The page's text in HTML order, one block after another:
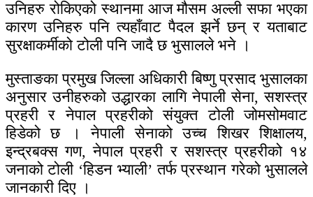
उनिहरु रोकिएको स्थानमा आज मौसम अल्ली सफा भएका
कारण उनिहरु पनि त्यहाँवाट पैदल झर्ने छन् र यताबाट
सुरक्षाकर्मीको टोली पनि जादै छ भुसालले भने ।
मुस्ताङका प्रमुख जिल्ला अधिकारी बिष्णु प्रसाद भुसालका
अनुसार उनीहरुको उद्धारका लागि नेपाली सेना, सशस्त्र
प्रहरी र नेपाल प्रहरीको संयुक्त टोली जोमसोमवाट
हिडेको छ । नेपाली सेनाको उच्च शिखर शिक्षालय,
इन्द्रबक्स गण, नेपाल प्रहरी र सशस्त्र प्रहरीको १४
जनाको टोली ‘हिडन भ्याली’ तर्फ प्रस्थान गरेको भुसालले
जानकारी दिए ।